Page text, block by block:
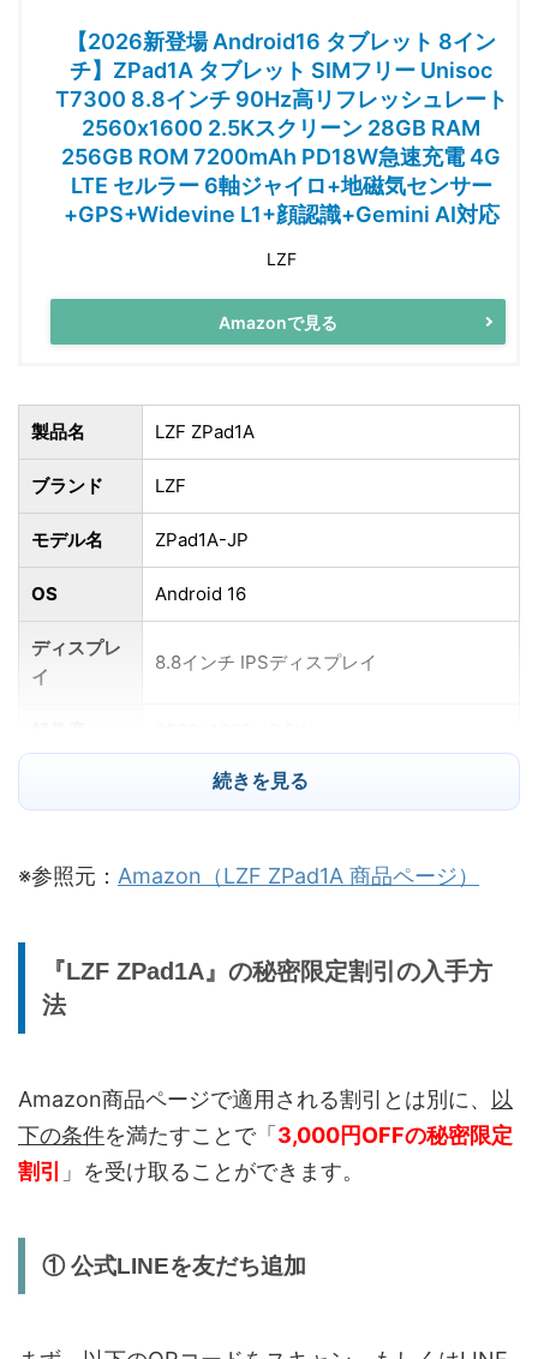
【2026新登場 Android16 タブレット 8イン
チ】ZPad1A タブレット SIMフリー Unisoc
T7300 8.8インチ 90Hz高リフレッシュレート
2560x1600 2.5Kスクリーン 28GB RAM
256GB ROM 7200mAh PD18W急速充電 4G
LTE セルラー 6軸ジャイロ+地磁気センサー
+GPS+Widevine L1+顔認識+Gemini AI対応
LZF
Amazonで見る
製品名 LZF ZPad1A
ブランド LZF
モデル名 ZPad1A-JP
OS Android 16
ディスプレ
イ
8.8インチ IPSディスプレイ
ュレート
CPU Unisoc T7300
メモリ
ストレージ 256GB ROM
外部ストレ
ージ
最大1TBまで拡張対応
充電 PD 18W急速充電対応
続きを見る
※参照元： Amazon（LZF ZPad1A 商品ページ）
『LZF ZPad1A』の秘密限定割引の入手方
法
Amazon商品ページで適用される割引とは別に、
以
下の条件を満たすことで「 3,000円OFFの秘密限定
割引
」を受け取ることができます。
① 公式LINEを友だち追加